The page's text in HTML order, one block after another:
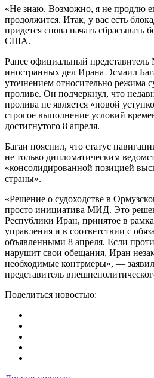
«Не знаю. Возможно, я не продлю
продолжится. Итак, у вас есть
придется снова начать сбрасывать
США.
Ранее официальный представитель
иностранных дел Ирана Эсмаил
уточнением относительно режима
проливе. Он подчеркнул, что
пролива не является «новой
строгое выполнение условий
достигнутого 8 апреля.
Багаи пояснил, что статус
не только дипломатическим
«консолидированной позицией
страны».
«Решение о судоходстве в
просто инициатива МИД. Это
Республики Иран, принятое в
управления и в соответствии с
объявленными 8 апреля. Если
нарушит свои обещания, Иран
необходимые контрмеры», —
представитель
Поделиться новостью: